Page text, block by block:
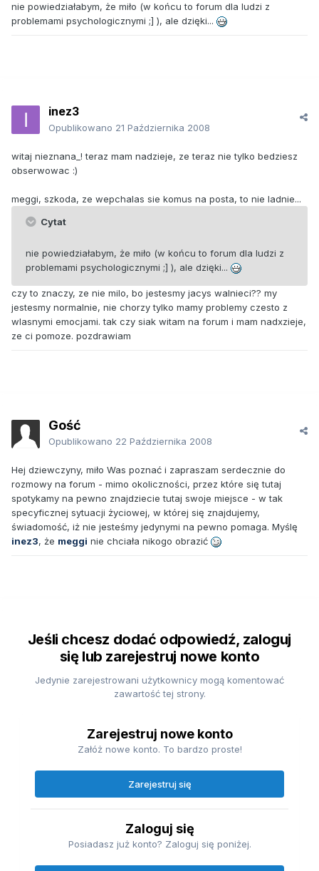
nie powiedziałabym, że miło (w końcu to forum dla ludzi z
problemami psychologicznymi ;] ), ale dzięki...
inez3
Opublikowano 21 Października 2008
witaj nieznana_! teraz mam nadzieje, ze teraz nie tylko bedziesz
obserwowac :)
meggi, szkoda, ze wepchalas sie komus na posta, to nie ladnie...
Cytat
nie powiedziałabym, że miło (w końcu to forum dla ludzi z
problemami psychologicznymi ;] ), ale dzięki...
czy to znaczy, ze nie milo, bo jestesmy jacys walnieci?? my
jestesmy normalnie, nie chorzy tylko mamy problemy czesto z
wlasnymi emocjami. tak czy siak witam na forum i mam nadxzieje,
ze ci pomoze. pozdrawiam
Gość
Opublikowano 22 Października 2008
Hej dziewczyny, miło Was poznać i zapraszam serdecznie do
rozmowy na forum - mimo okoliczności, przez które się tutaj
spotykamy na pewno znajdziecie tutaj swoje miejsce - w tak
specyficznej sytuacji życiowej, w której się znajdujemy,
świadomość, iż nie jesteśmy jedynymi na pewno pomaga. Myślę
inez3, że meggi nie chciała nikogo obrazić
Jeśli chcesz dodać odpowiedź, zaloguj
się lub zarejestruj nowe konto
Jedynie zarejestrowani użytkownicy mogą komentować
zawartość tej strony.
Zarejestruj nowe konto
Załóż nowe konto. To bardzo proste!
Zarejestruj się
Zaloguj się
Posiadasz już konto? Zaloguj się poniżej.